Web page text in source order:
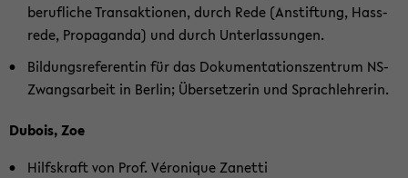
be­ruf­li­che Trans­ak­tio­nen, durch Rede (An­stif­tung, Hass­
re­de, Pro­pa­gan­da) und durch Un­ter­las­sun­gen.
Bil­dungs­re­fe­ren­tin für das Do­ku­men­ta­ti­ons­zen­trum NS-​
Zwangsarbeit in Ber­lin; Über­set­ze­rin und Sprach­leh­re­rin.
Du­bo­is, Zoe
Hilfs­kraft von Prof. Véro­ni­que Za­net­ti